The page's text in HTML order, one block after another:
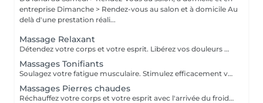
entreprise Dimanche > Rendez-vous au salon et à domicile Au
delà d'une prestation réali...
Massage Relaxant
Détendez votre corps et votre esprit. Libérez vos douleurs musculaires liées au stress.Retrouvez votre quiétude et votre sommeil
Massages Tonifiants
Soulagez votre fatigue musculaire. Stimulez efficacement votre système immunitaire. Préparez votre corps à un effort sportif intense.
Massages Pierres chaudes
Réchauffez votre corps et votre esprit avec l'arrivée du froid en période automnale ou hivernale. Détendez vos muscles et libérez vos douleurs.